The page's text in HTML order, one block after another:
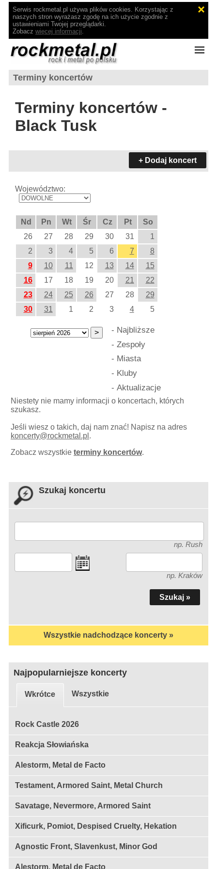
Serwis rockmetal.pl używa plików cookies. Korzystając z
naszych stron wyrażasz zgodę na ich użycie zgodnie z
ustawieniami Twojej przeglądarki.
Zobacz więcej informacji.
Terminy koncertów
Terminy koncertów -
Black Tusk
+ Dodaj koncert
Województwo:
Nd Pn Wt Śr Cz Pt
So
26
27 28 29 30 31
1
2
3 4 5 6 7
8
9
10 11 12 13 14
15
16
17 18 19 20 21
22
23
24 25 26 27 28
29
30
31 1 2 3 4 5
- Najbliższe
- Zespoły
- Miasta
- Kluby
- Aktualizacje
Niestety nie mamy informacji o koncertach, których
szukasz.
Jeśli wiesz o takich, daj nam znać! Napisz na adres
koncerty@rockmetal.pl .
Zobacz wszystkieterminy koncertów.
Szukaj koncertu
np. Rush
np. Kraków
Wszystkie nadchodzące koncerty »
Najpopularniejsze koncerty
Wkrótce Wszystkie
Rock Castle 2026
Reakcja Słowiańska
Alestorm, Metal de Facto
Testament, Armored Saint, Metal Church
Savatage, Nevermore, Armored Saint
Xificurk, Pomiot, Despised Cruelty, Hekation
Agnostic Front, Slavenkust, Minor God
Alestorm, Metal de Facto